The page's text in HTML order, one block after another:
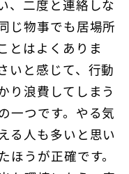
、二度と連絡しな
じ物事でも居場所
とはよくありま
いと感じて、行動
り浪費してしまう
一つです。やる気
る人も多いと思い
ほうが正確です。